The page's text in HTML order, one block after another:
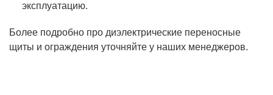
эксплуатацию.
Более подробно про диэлектрические переносные
щиты и ограждения уточняйте у наших менеджеров.